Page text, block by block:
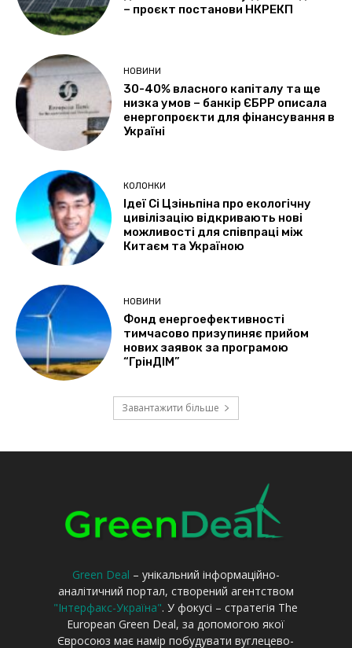
Green Deal – унікальний інформаційно-
аналітичний портал, створений агентством
"Інтерфакс-Україна". У фокусі – стратегія The
European Green Deal, за допомогою якої
Євросоюз має намір побудувати вуглецево-